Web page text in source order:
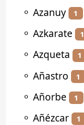
⚬ Azanuy 1
⚬ Azkarate 1
⚬ Azqueta 1
⚬ Añastro 1
⚬ Añorbe 1
⚬ Añézcar 1